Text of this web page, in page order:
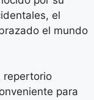
el
el mundo
repertorio
para